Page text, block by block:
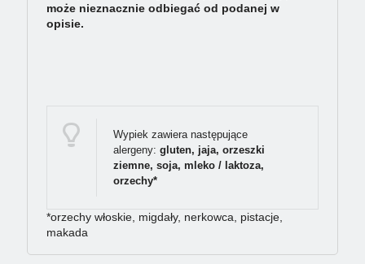
może nieznacznie odbiegać od podanej w
opisie.
Wypiek zawiera następujące
alergeny: gluten, jaja, orzeszki
ziemne, soja, mleko / laktoza,
orzechy*
*orzechy włoskie, migdały, nerkowca, pistacje,
makada